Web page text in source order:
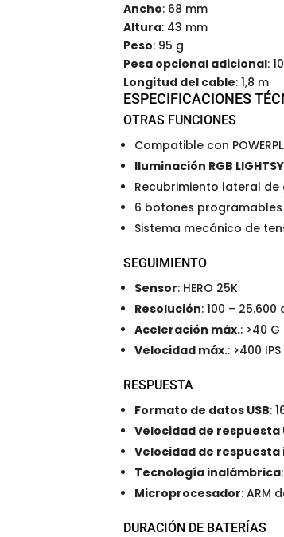
Ancho: 68 mm
Altura: 43 mm
Peso: 95 g
Pesa opcional adicional:
Longitud del cable: 1,8 m
ESPECIFICACIONES
OTRAS FUNCIONES
Compatible con
Iluminación RGB
Recubrimiento lateral
6 botones programables
Sistema mecánico de
SEGUIMIENTO
Sensor: HERO 25K
Resolución: 100 – 25.600
Aceleración máx.: >40 G
Velocidad máx.: >400 IPS
RESPUESTA
Formato de datos USB:
Velocidad de respuesta
Velocidad de
Tecnología inalámbrica
Microprocesador: ARM
DURACIÓN DE BATERÍAS